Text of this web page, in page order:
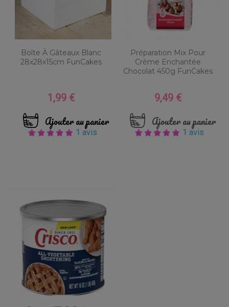
Boîte À Gâteaux Blanc
28x28x15cm FunCakes
Prix
1,99 €
Ajouter au panier
1 avis
Préparation Mix Pour
Crème Enchantée
Chocolat 450g FunCakes
Prix
9,49 €
Ajouter au panier
1 avis